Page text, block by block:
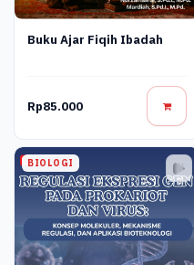
Buku Ajar Fiqih Ibadah
Rp85.000
BIOLOGI